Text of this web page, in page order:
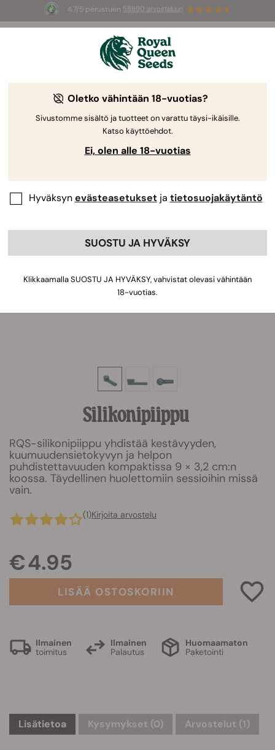
4.7/5 perustuen 58690 arvosteluun
3 White Widow Auto mag
Silikonipiippu
RQS-silikonipiippu yhdistää kestävyyden,
kuumuudensietokyvyn ja helpon
puhdistettavuuden kompaktissa 9 × 3,2 cm:n
koossa. Täydellinen huolettomiin sessioihin missä
vain.
(1)Kirjoita arvostelu
€ 4.95
LISÄÄ OSTOSKORIIN
Ilmainen
toimitus
Ilmainen
Palautus
Huomaamaton
Paketointi
Lisätietoa Kysymykset (0) Arvostelut (1)
Oletko vähintään 18-vuotias?
Sivustomme sisältö ja tuotteet on varattu täysi-ikäisille.
Katso käyttöehdot.
Ei, olen alle 18-vuotias
Hyväksynevästeasetuksetja tietosuojakäytäntö
SUOSTU JA HYVÄKSY
Klikkaamalla SUOSTU JA HYVÄKSY, vahvistat olevasi vähintään
18-vuotias.